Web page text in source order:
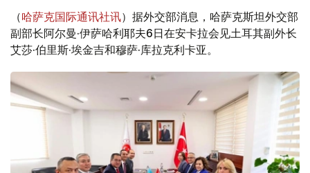
（哈萨克国际通讯社讯）据外交部消息，哈萨克斯坦外交部
副部长阿尔曼·伊萨哈利耶夫6日在安卡拉会见土耳其副外长
艾莎·伯里斯·埃金吉和穆萨·库拉克利卡亚。